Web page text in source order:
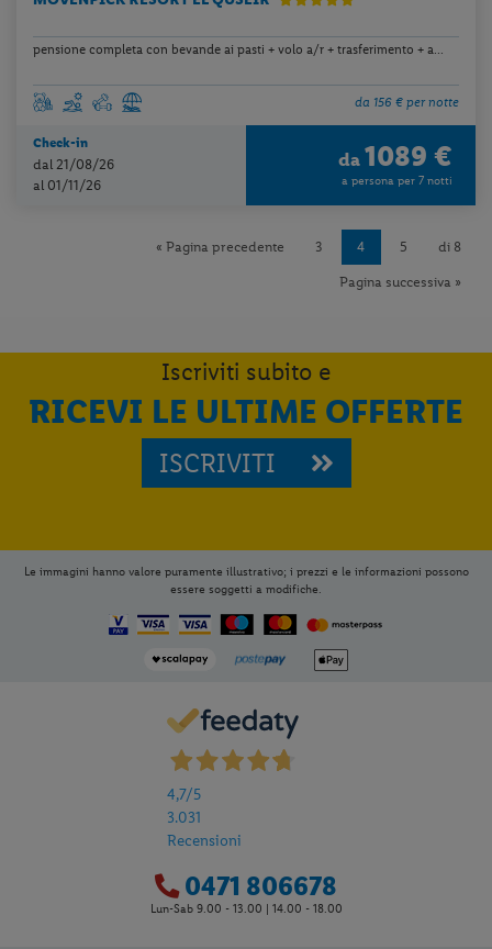
pensione completa con bevande ai pasti + volo a/r + trasferimento + a...
da 156 € per notte
Check-in
dal 21/08/26
al 01/11/26
da 1089 €
a persona per 7 notti
« Pagina precedente 3 4 5 di 8
Pagina successiva »
Iscriviti subito e
RICEVI LE ULTIME OFFERTE
ISCRIVITI
Le immagini hanno valore puramente illustrativo; i prezzi e le informazioni possono
essere soggetti a modifiche.
4,7/5
3.031
Recensioni
0471 806678
Lun-Sab 9.00 - 13.00 | 14.00 - 18.00